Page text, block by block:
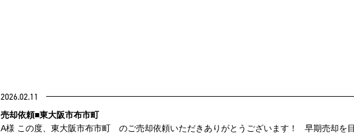
2026.02.11
売却依頼■東大阪市布市町
A様 この度、東大阪市布市町 のご売却依頼いただきありがとうございます！ 早期売却を